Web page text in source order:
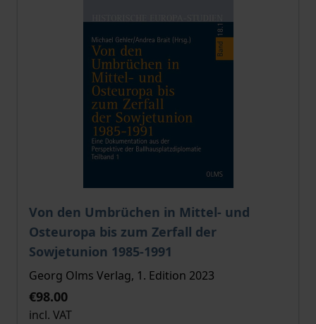
Von den Umbrüchen in Mittel- und
Osteuropa bis zum Zerfall der
Sowjetunion 1985-1991
The price depends on the options chosen on the
Georg Olms Verlag, 1. Edition 2023
€98.00
incl. VAT